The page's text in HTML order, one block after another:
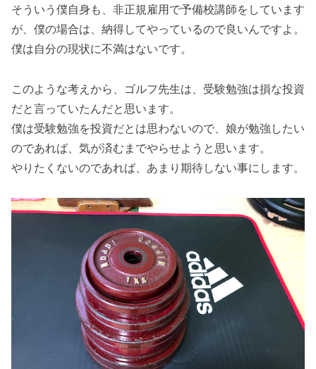
そういう僕自身も、非正規雇用で予備校講師をしています
が、僕の場合は、納得してやっているので良いんですよ。
僕は自分の現状に不満はないです。
このような考えから、ゴルフ先生は、受験勉強は損な投資
だと言っていたんだと思います。
僕は受験勉強を投資だとは思わないので、娘が勉強したい
のであれば、気が済むまでやらせようと思います。
やりたくないのであれば、あまり期待しない事にします。